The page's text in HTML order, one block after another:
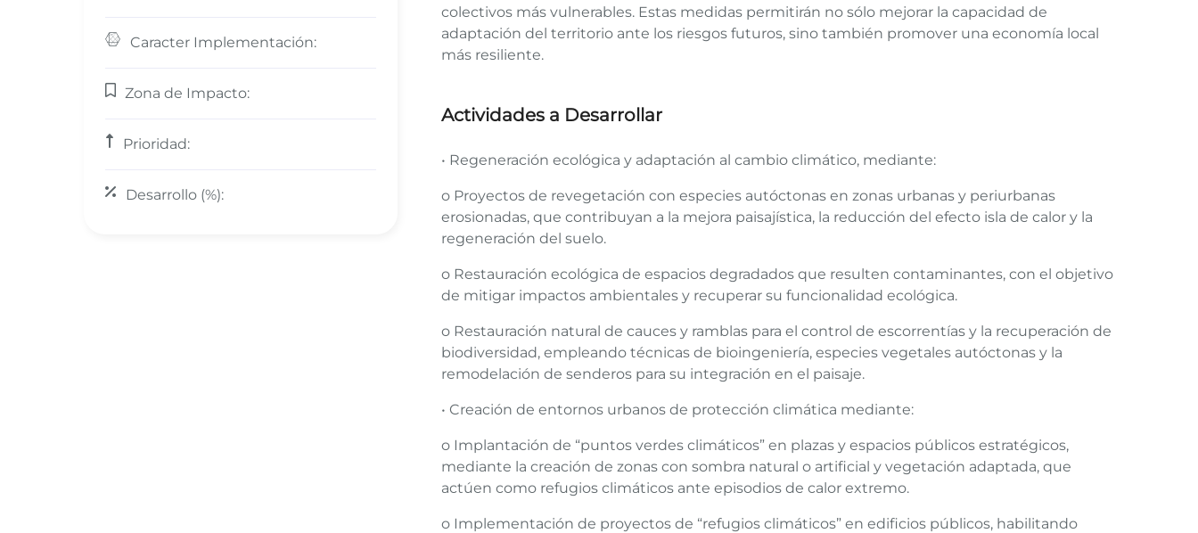
Caracter Implementación:
Zona de Impacto:
Prioridad:
Desarrollo (%):
colectivos más vulnerables. Estas medidas permitirán no sólo mejorar la capacidad de
adaptación del territorio ante los riesgos futuros, sino también promover una economía local
más resiliente.
Actividades a Desarrollar
• Regeneración ecológica y adaptación al cambio climático, mediante:
o Proyectos de revegetación con especies autóctonas en zonas urbanas y periurbanas
erosionadas, que contribuyan a la mejora paisajística, la reducción del efecto isla de calor y la
regeneración del suelo.
o Restauración ecológica de espacios degradados que resulten contaminantes, con el objetivo
de mitigar impactos ambientales y recuperar su funcionalidad ecológica.
o Restauración natural de cauces y ramblas para el control de escorrentías y la recuperación de
biodiversidad, empleando técnicas de bioingeniería, especies vegetales autóctonas y la
remodelación de senderos para su integración en el paisaje.
• Creación de entornos urbanos de protección climática mediante:
o Implantación de “puntos verdes climáticos” en plazas y espacios públicos estratégicos,
mediante la creación de zonas con sombra natural o artificial y vegetación adaptada, que
actúen como refugios climáticos ante episodios de calor extremo.
o Implementación de proyectos de “refugios climáticos” en edificios públicos, habilitando